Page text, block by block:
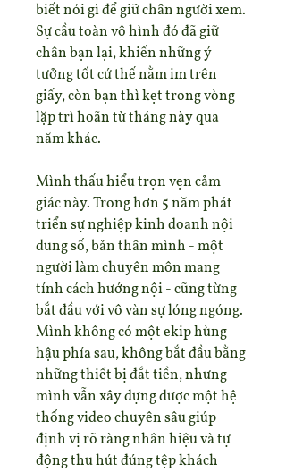
biết nói gì để giữ chân người xem.
Sự cầu toàn vô hình đó đã giữ
chân bạn lại, khiến những ý
tưởng tốt cứ thế nằm im trên
giấy, còn bạn thì kẹt trong vòng
lặp trì hoãn từ tháng này qua
năm khác.
Mình thấu hiểu trọn vẹn cảm
giác này. Trong hơn 5 năm phát
triển sự nghiệp kinh doanh nội
dung số, bản thân mình - một
người làm chuyên môn mang
tính cách hướng nội - cũng từng
bắt đầu với vô vàn sự lóng ngóng.
Mình không có một ekip hùng
hậu phía sau, không bắt đầu bằng
những thiết bị đắt tiền, nhưng
mình vẫn xây dựng được một hệ
thống video chuyên sâu giúp
định vị rõ ràng nhân hiệu và tự
động thu hút đúng tệp khách